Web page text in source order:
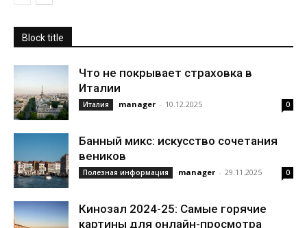
Block title
Что не покрывает страховка в
Италии
Италия manager - 10.12.2025 0
Банный микс: искусство сочетания
веников
Полезная информация manager - 29.11.2025 0
Кинозал 2024-25: Самые горячие
картины для онлайн-просмотра